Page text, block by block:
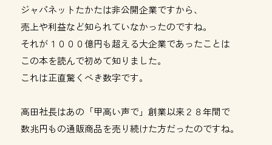
ジャパネットたかたは非公開企業ですから、
売上や利益など知られていなかったのですね。
それが１０００億円も超える大企業であったことは
この本を読んで初めて知りました。
これは正直驚くべき数字です。
高田社長はあの「甲高い声で」創業以来２８年間で
数兆円もの通販商品を売り続けた方だったのですね。